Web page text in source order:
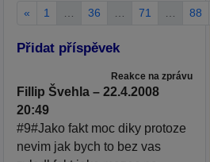
« 1 36 71 88
Přidat příspěvek
Reakce na zprávu
Fillip Švehla – 22.4.2008
20:49
#9#Jako fakt moc diky protoze
nevim jak bych to bez vas